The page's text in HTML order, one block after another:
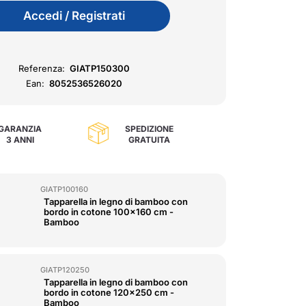
Accedi / Registrati
Referenza: GIATP150300
Ean: 8052536526020
3 ANNI
SPEDIZIONE
GRATUITA
GIATP100160
Tapparella in legno di bamboo con
bordo in cotone 100x160 cm -
Bamboo
GIATP120250
Tapparella in legno di bamboo con
bordo in cotone 120x250 cm -
Bamboo